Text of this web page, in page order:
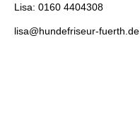
Lisa: 0160 4404308
lisa@hundefriseur-fuerth.de